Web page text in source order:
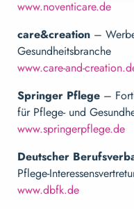
www.noventicare.de
care&creation –
Gesundheitsbranche
www.care-and-
Springer Pflege –
für Pflege- und
www.springerpflege.de
Deutscher
Pflege-
www.dbfk.de